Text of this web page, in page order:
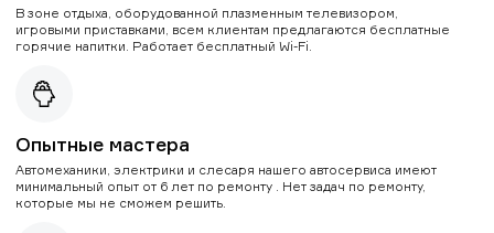
В зоне отдыха, оборудованной плазменным телевизором,
игровыми приставками, всем клиентам предлагаются бесплатные
горячие напитки. Работает бесплатный Wi-Fi.
Опытные мастера
Автомеханики, электрики и слесаря нашего автосервиса имеют
минимальный опыт от 6 лет по ремонту . Нет задач по ремонту,
которые мы не сможем решить.